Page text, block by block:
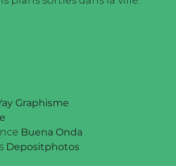
Graphisme
Buena Onda
Depositphotos